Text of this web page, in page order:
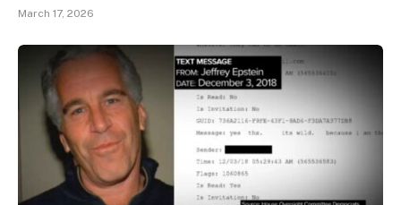
March 17, 2026